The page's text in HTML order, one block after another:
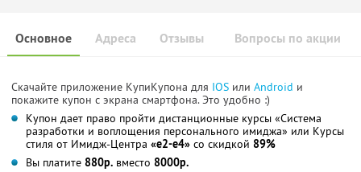
Основное Отзывы Вопросы по акции
Адреса
Скачайте приложение КупиКупона для IOS или Android и
покажите купон с экрана смартфона. Это удобно :)
Купон дает право пройти дистанционные курсы «Система
разработки и воплощения персонального имиджа» или Курсы
стиля от Имидж-Центра «е2-е4» со скидкой 89%
Вы платите 880р. вместо 8000р.